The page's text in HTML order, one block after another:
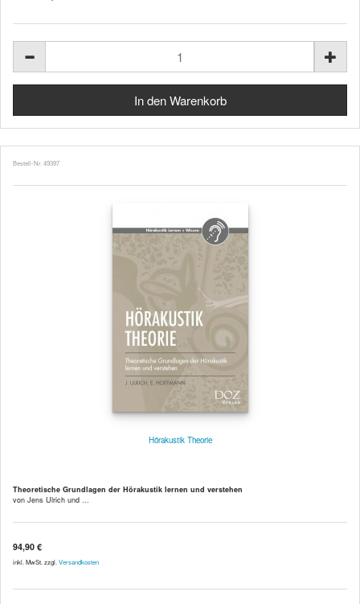
Bestell-Nr. 49397
Hörakustik Theorie
Theoretische Grundlagen der Hörakustik lernen und verstehen
von Jens Ulrich und ...
94,90 €
inkl. MwSt. zzgl. Versandkosten